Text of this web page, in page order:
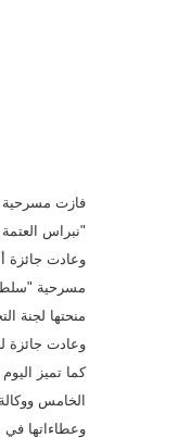
"نبراس العتمة للفنون
مسرحية "سلطانة"٬ التي توجت أيضا بجائزة أحسن ممثل٬ وحاز علها
وعادت جائزة
وعطاءاتها في